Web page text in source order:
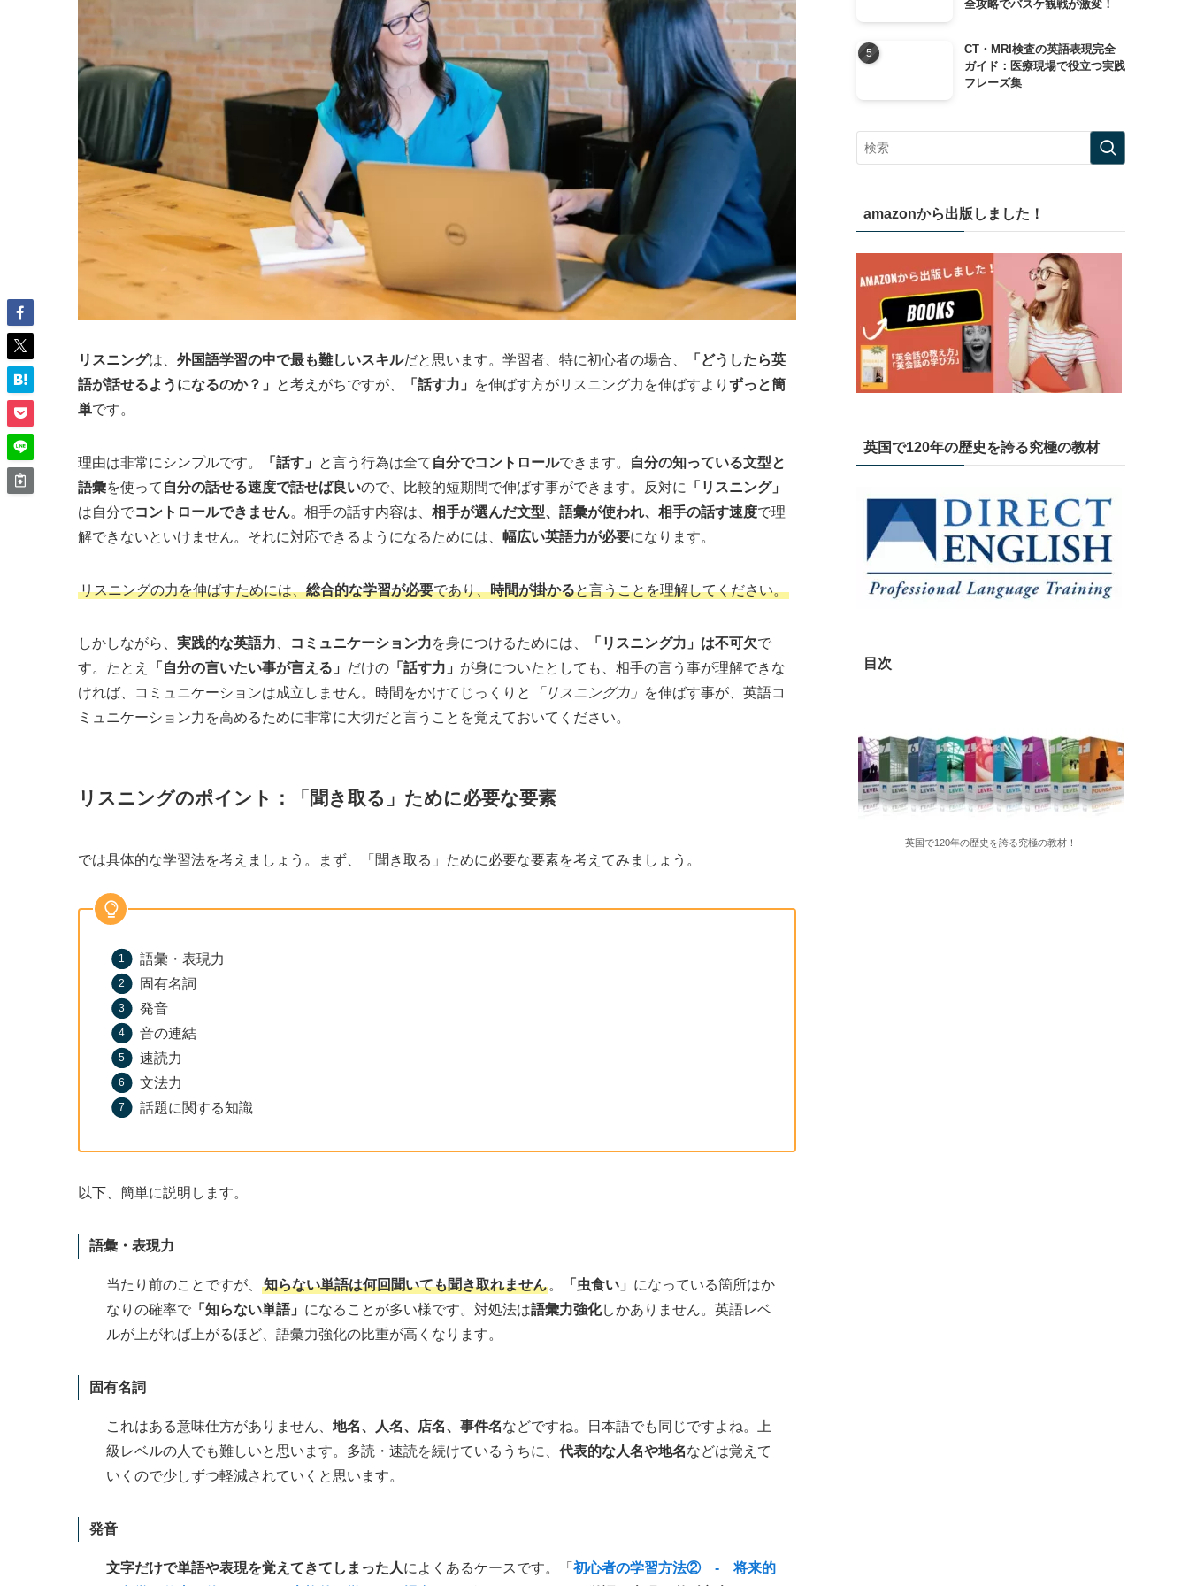
リスニングは、 外国語学習の中で最も難しいスキルだと思います。学習者、特に初心者の場合、
「どうしたら英
語が話せるようになるのか？」
と考えがちですが、 「話す力」 を伸ばす方がリスニング力を伸ばすより ずっと簡
単です。
理由は非常にシンプルです。 「話す」 と言う行為は全て 自分でコントロールできます。
自分の知っている文型と
語彙を使って 自分の話せる速度で話せば良いので、比較的短期間で伸ばす事ができます。反対に
「リスニング」
は自分でコントロールできません。相手の話す内容は、 相手が選んだ文型、語彙が使われ、相手の話す速度で理
解できないといけません。それに対応できるようになるためには、 幅広い英語力が必要になります。
リスニングの力を伸ばすためには、総合的な学習が必要であり、時間が掛かると言うことを理解してください。
しかしながら、 実践的な英語力 コミュニケーション力を身につけるためには、 「リスニング力」は不可欠で
す。たとえ
「自分の言いたい事が言える」 だけの 「話す力」 が身についたとしても、相手の言う事が理解できな
ければ、コミュニケーションは成立しません。時間をかけてじっくりと
「リスニング力」 を伸ばす事が、英語コ
ミュニケーション力を高めるために非常に大切だと言うことを覚えておいてください。
リスニングのポイント：「聞き取る」ために必要な要素
では具体的な学習法を考えましょう。まず、「聞き取る」ために必要な要素を考えてみましょう。
語彙・表現力
固有名詞
発音
音の連結
速読力
文法力
話題に関する知識
以下、簡単に説明します。
語彙・表現力
当たり前のことですが、 知らない単語は何回聞いても聞き取れません 。 「虫食い」 になっている箇所はか
なりの確率で 「知らない単語」 になることが多い様です。対処法は語彙力強化しかありません。英語レベ
ルが上がれば上がるほど、語彙力強化の比重が高くなります。
固有名詞
これはある意味仕方がありません、 地名、人名、店名、事件名などですね。日本語でも同じですよね。上
級レベルの人でも難しいと思います。多読・速読を続けているうちに、 代表的な人名や地名などは覚えて
いくので少しずつ軽減されていくと思います。
発音
文字だけで単語や表現を覚えてきてしまった人によくあるケースです。「 初心者の学習方法② - 将来的
全攻略でバスケ観戦が激変！
CT・MRI検査の英語表現完全
ガイド：医療現場で役立つ実践
フレーズ集
amazonから出版しました！
英国で120年の歴史を誇る究極の教材
目次
英国で120年の歴史を誇る究極の教材！